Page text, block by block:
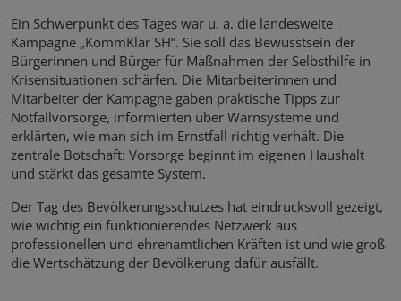
Ein Schwerpunkt des Tages war u. a. die landesweite
Kampagne „KommKlar SH“. Sie soll das Bewusstsein der
Bürgerinnen und Bürger für Maßnahmen der Selbsthilfe in
Krisensituationen schärfen. Die Mitarbeiterinnen und
Mitarbeiter der Kampagne gaben praktische Tipps zur
Notfallvorsorge, informierten über Warnsysteme und
erklärten, wie man sich im Ernstfall richtig verhält. Die
zentrale Botschaft: Vorsorge beginnt im eigenen Haushalt
und stärkt das gesamte System.
Der Tag des Bevölkerungsschutzes hat eindrucksvoll gezeigt,
wie wichtig ein funktionierendes Netzwerk aus
professionellen und ehrenamtlichen Kräften ist und wie groß
die Wertschätzung der Bevölkerung dafür ausfällt.